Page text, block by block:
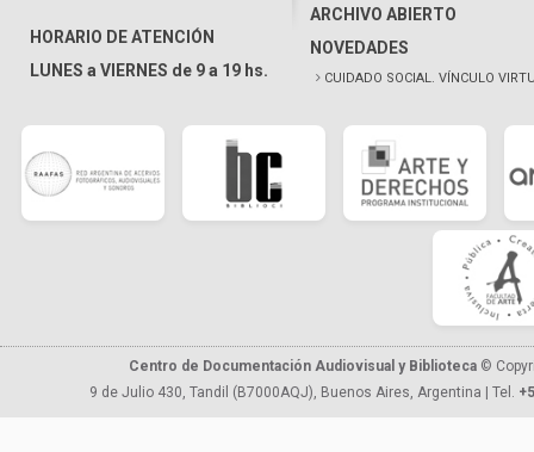
HORARIO DE ATENCIÓN
LUNES a VIERNES de 9 a 19 hs.
ARCHIVO ABIERTO
NOVEDADES
CUIDADO SOCIAL. VÍNCULO
Centro de Documentación Audiovisual y Biblioteca ©
9 de Julio 430, Tandil (B7000AQJ), Buenos Aires, Argentina | Tel.